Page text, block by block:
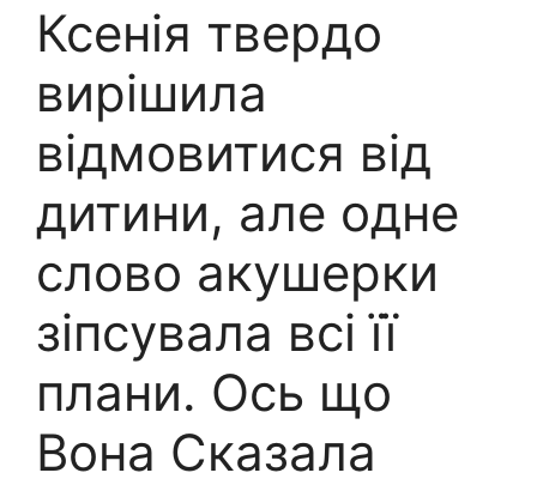
Ксенія твердо
вирішила
відмовитися від
дитини, але одне
слово акушерки
зіпсувала всі її
плани. Ось що
Вона Сказала